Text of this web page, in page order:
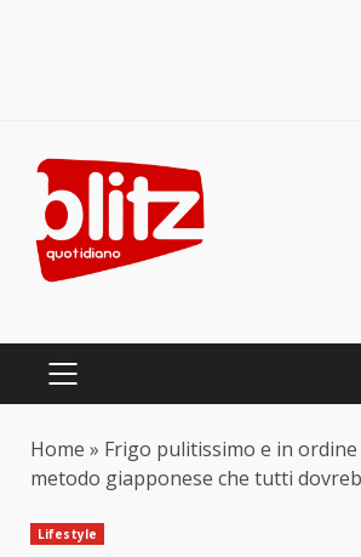
content
PRIMARY
Home » Frigo pulitissimo e in ordine
metodo giapponese che tutti
Lifestyle